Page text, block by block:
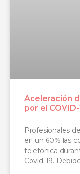
Aceleración
por el COVID-
Profesionales
en un 60% las
telefónica
Covid-19.